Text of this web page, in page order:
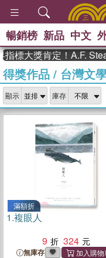
暢銷榜 新品 中文
標大獎肯定！A.F.
得獎作品 / 台灣文
顯示 庫存
滿額折
1.複眼人
9
324
無庫存